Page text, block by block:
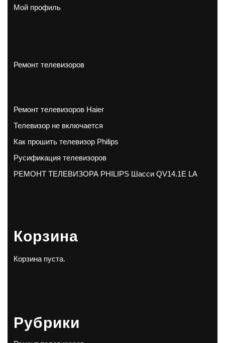
Мой профиль
Ремонт телевизоров
Ремонт телевизоров Haier
Телевизор не включается
Как прошить телевизор Philips
Русификация телевизоров
РЕМОНТ ТЕЛЕВИЗОРА PHILIPS Шасси QV14.1E LA
Корзина
Корзина пуста.
Рубрики